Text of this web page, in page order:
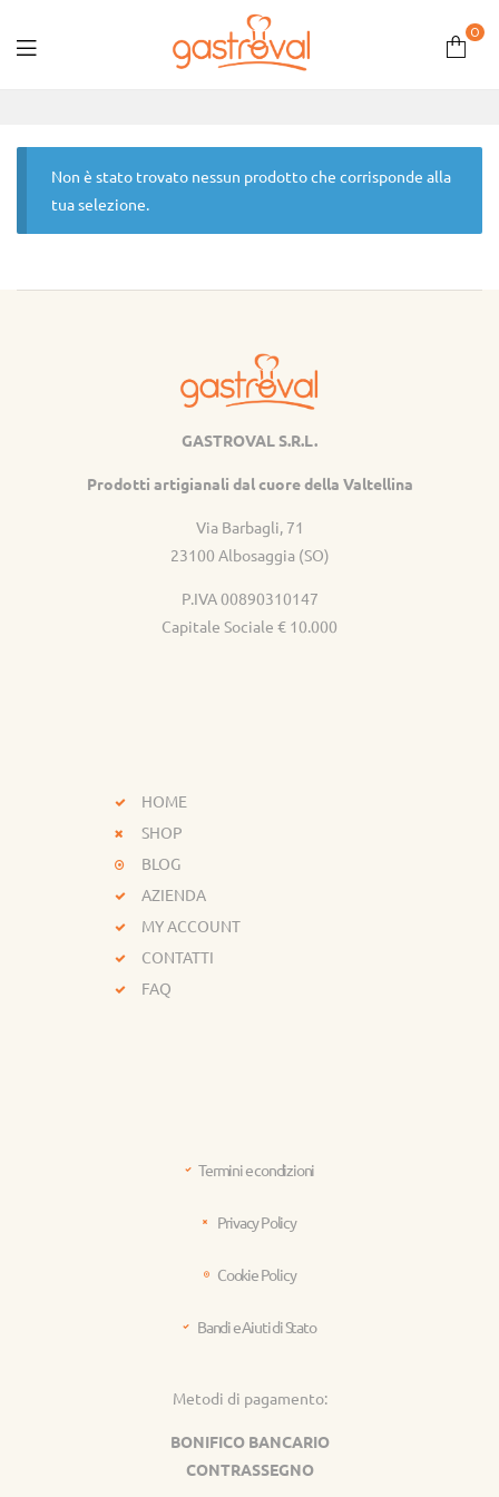
0
Non è stato trovato nessun prodotto che corrisponde alla
tua selezione.
GASTROVAL S.R.L.
Prodotti artigianali dal cuore della Valtellina
Via Barbagli, 71
23100 Albosaggia (SO)
P.IVA 00890310147
Capitale Sociale € 10.000
HOME
SHOP
BLOG
AZIENDA
MY ACCOUNT
CONTATTI
FAQ
Termini e condizioni
Privacy Policy
Cookie Policy
Bandi e Aiuti di Stato
Metodi di pagamento:
BONIFICO BANCARIO
CONTRASSEGNO